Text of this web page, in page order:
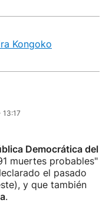
Kongoko
Democrática del
muertes probables"
el pasado
y que también
.